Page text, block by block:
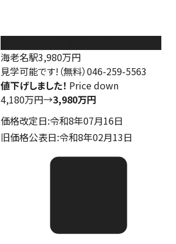
海老名駅3,980万円
見学可能です!（無料）046-259-5563
値下げしました！ Price down
4,180万円→3,980万円
価格改定日:令和8年07月16日
旧価格公表日:令和8年02月13日